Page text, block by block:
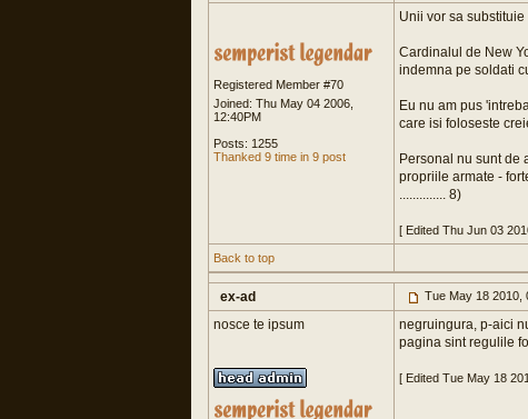
Registered Member #70
Joined: Thu May 04 2006,
12:40PM
Posts: 1255
Thanked 9 time in 9 post
Unii vor sa
Cardinalul de New
indemna pe soldati
Eu nu am pus
care isi foloseste
Personal nu sunt de
propriile armate -
.............. 8)
[ Edited Thu Jun 03
Back to top
ex-ad Tue May 18 2010,
nosce te ipsum
negruingura, p-aici
pagina sint regulile
[ Edited Tue May 18